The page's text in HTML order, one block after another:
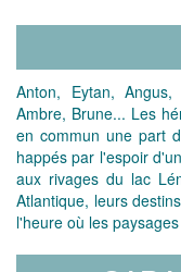
Anton, Eytan,
Ambre, Brune... Les
en commun une part
happés par l'espoir
aux rivages du lac
Atlantique, leurs
l'heure où les